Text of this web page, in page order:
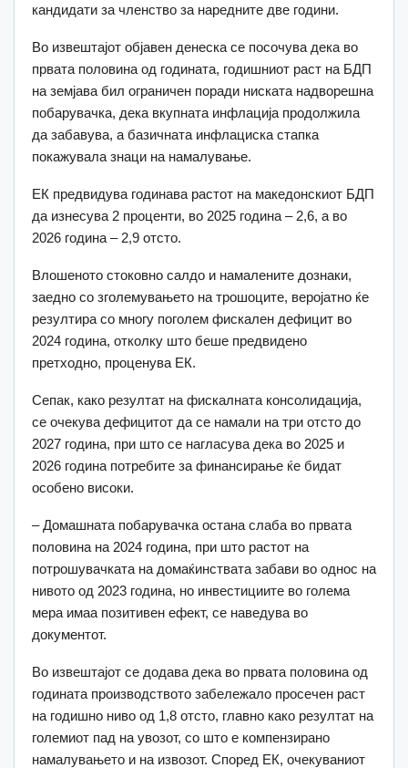
кандидати за членство за наредните две години.
Во извештајот објавен денеска се посочува дека во
првата половина од годината, годишниот раст на БДП
на земјава бил ограничен поради ниската надворешна
побарувачка, дека вкупната инфлација продолжила
да забавува, а базичната инфлациска стапка
покажувала знаци на намалување.
ЕК предвидува годинава растот на македонскиот БДП
да изнесува 2 проценти, во 2025 година – 2,6, а во
2026 година – 2,9 отсто.
Влошеното стоковно салдо и намалените дознаки,
заедно со зголемувањето на трошоците, веројатно ќе
резултира со многу поголем фискален дефицит во
2024 година, отколку што беше предвидено
претходно, проценува ЕК.
Сепак, како резултат на фискалната консолидација,
се очекува дефицитот да се намали на три отсто до
2027 година, при што се нагласува дека во 2025 и
2026 година потребите за финансирање ќе бидат
особено високи.
– Домашната побарувачка остана слаба во првата
половина на 2024 година, при што растот на
потрошувачката на домаќинствата забави во однос на
нивото од 2023 година, но инвестициите во голема
мера имаа позитивен ефект, се наведува во
документот.
Во извештајот се додава дека во првата половина од
годината производството забележало просечен раст
на годишно ниво од 1,8 отсто, главно како резултат на
големиот пад на увозот, со што е компензирано
намалувањето и на извозот. Според ЕК, очекуваниот